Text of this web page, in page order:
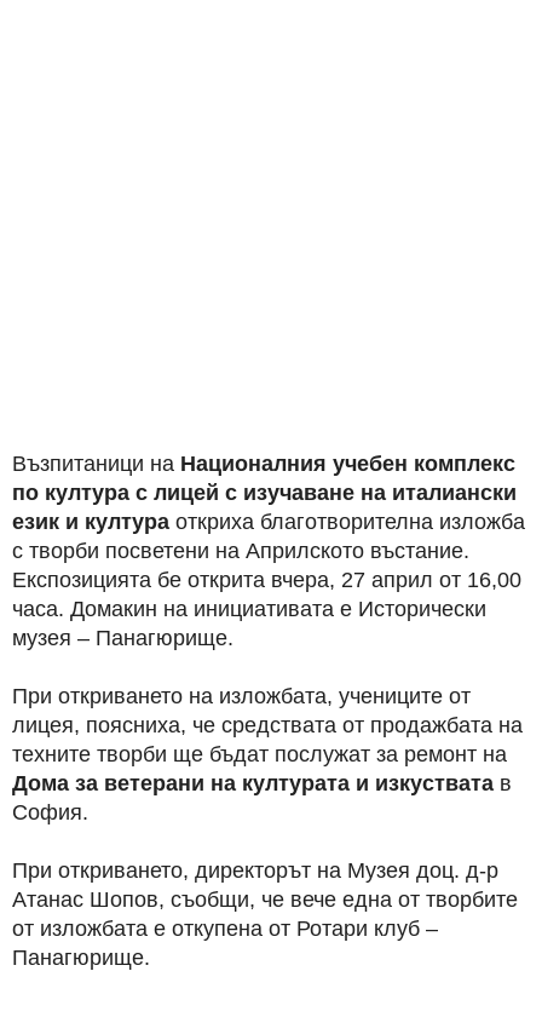
Възпитаници на Националния учебен комплекс
по култура с лицей с изучаване на италиански
език и култура откриха благотворителна изложба
с творби посветени на Априлското въстание.
Експозицията бе открита вчера, 27 април от 16,00
часа. Домакин на инициативата е Исторически
музея – Панагюрище.
При откриването на изложбата, учениците от
лицея, поясниха, че средствата от продажбата на
техните творби ще бъдат послужат за ремонт на
Дома за ветерани на културата и изкуствата в
София.
При откриването, директорът на Музея доц. д-р
Атанас Шопов, съобщи, че вече една от творбите
от изложбата е откупена от Ротари клуб –
Панагюрище.